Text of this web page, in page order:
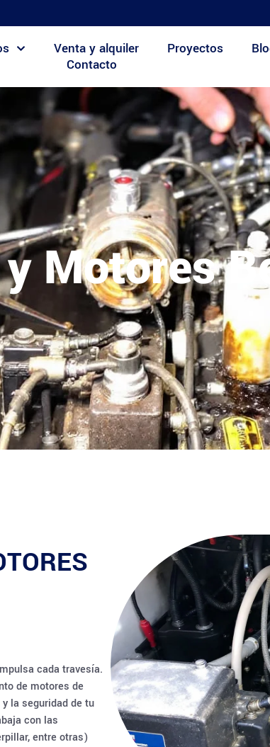
Venta y alquiler Proyectos
Contacto
Motores
cada travesía.
de motores de
la seguridad de tu
con las
entre otras)